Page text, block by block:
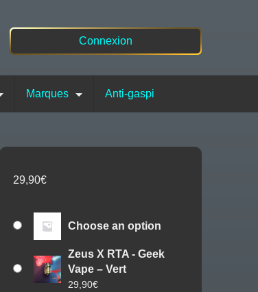
Connexion
Marques Anti-gaspi
29,90€
Choose an option
Zeus X RTA - Geek
Vape – Vert
29,90€